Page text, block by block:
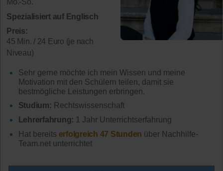
Mo.-So.
Spezialisiert auf Englisch
Preis:
45 Min. / 24 Euro (je nach
Niveau)
Sehr gerne möchte ich mein Wissen und meine
Motivation mit den Schülern teilen, damit sie
bestmögliche Leistungen erbringen.
Studium: Rechtswissenschaft
Lehrerfahrung: 1 Jahr Unterrichtserfahrung
Hat bereits erfolgreich 47 Stunden über Nachhilfe-
Team.net unterrichtet